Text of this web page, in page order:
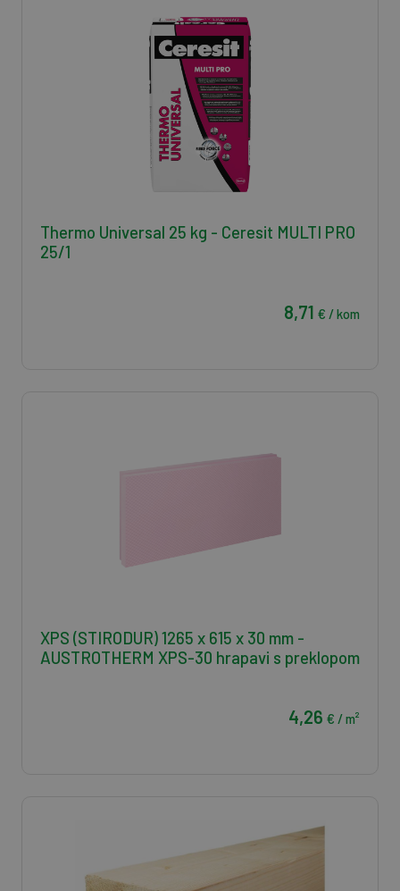
Thermo Universal 25 kg - Ceresit MULTI PRO
25/1
8,71 € / kom
XPS (STIRODUR) 1265 x 615 x 30 mm -
AUSTROTHERM XPS-30 hrapavi s preklopom
4,26 € / m²